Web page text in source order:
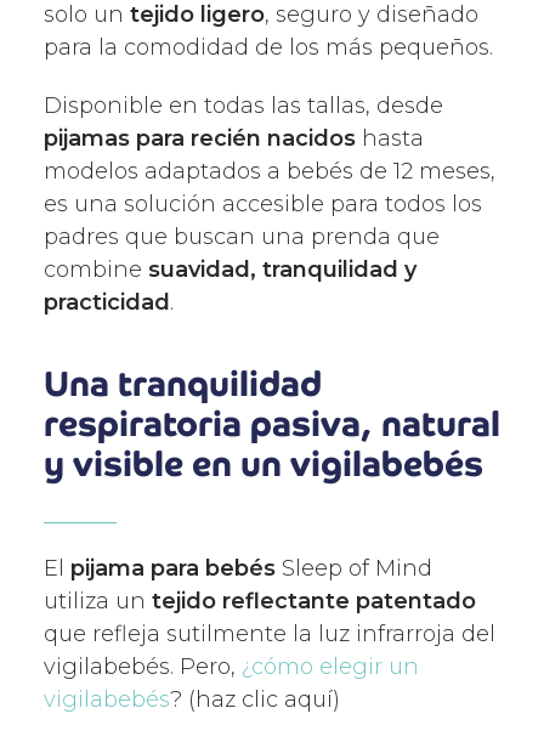
solo un tejido ligero, seguro y diseñado
para la comodidad de los más pequeños.
Disponible en todas las tallas, desde
pijamas para recién nacidos hasta
modelos adaptados a bebés de 12 meses,
es una solución accesible para todos los
padres que buscan una prenda que
combine suavidad, tranquilidad y
practicidad .
Una tranquilidad
respiratoria pasiva, natural
y visible en un vigilabebés
El pijama para bebés Sleep of Mind
utiliza un tejido reflectante patentado
que refleja sutilmente la luz infrarroja del
vigilabebés. Pero, ¿cómo elegir un
vigilabebés? (haz clic aquí)